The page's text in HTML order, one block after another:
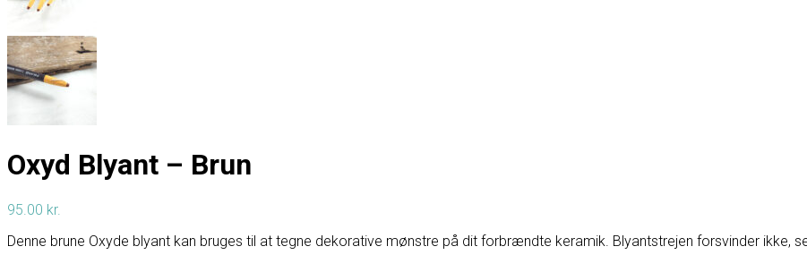
Oxyd Blyant – Brun
95.00 kr.
Denne brune Oxyde blyant kan bruges til at tegne dekorative mønstre på dit forbrændte keramik. Blyantstrejen forsvinder ikke,